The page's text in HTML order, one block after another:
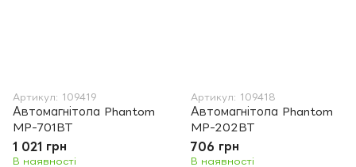
Артикул: 109419
Автомагнітола Phantom
MP-701BT
1 021 грн
В наявності
Артикул: 109418
Автомагнітола Phantom
MP-202BT
706 грн
В наявності